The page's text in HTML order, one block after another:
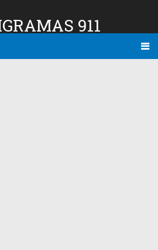
911